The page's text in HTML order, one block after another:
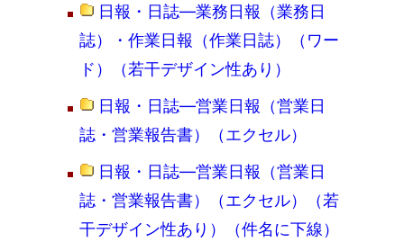
日報・日誌―業務日報（業務日
誌）・作業日報（作業日誌）（ワー
ド）（若干デザイン性あり）
日報・日誌―営業日報（営業日
誌・営業報告書）（エクセル）
日報・日誌―営業日報（営業日
誌・営業報告書）（エクセル）（若
干デザイン性あり）（件名に下線）